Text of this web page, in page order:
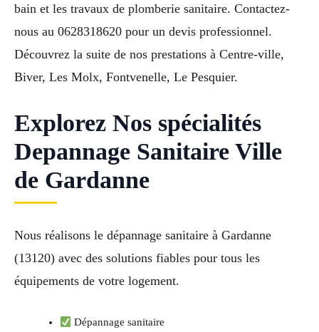
bain et les travaux de plomberie sanitaire. Contactez-
nous au 0628318620 pour un devis professionnel.
Découvrez la suite de nos prestations à Centre-ville,
Biver, Les Molx, Fontvenelle, Le Pesquier.
Explorez Nos spécialités
Depannage Sanitaire Ville
de Gardanne
Nous réalisons le dépannage sanitaire à Gardanne
(13120) avec des solutions fiables pour tous les
équipements de votre logement.
Dépannage sanitaire